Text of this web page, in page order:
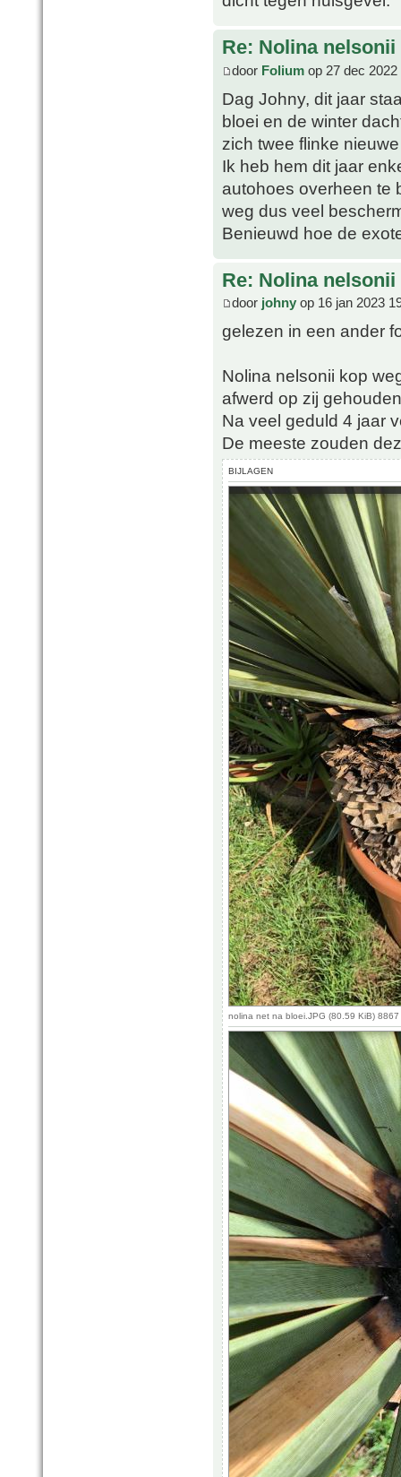
Re: Nolina nelsonii
door Folium op 27 dec 2022
Dag Johny, dit jaar
bloei en de winter
zich twee flinke
Ik heb hem dit jaar
autohoes overheen te
weg dus veel
Benieuwd hoe de
Re: Nolina nelsonii
door johny op 16 jan 2023
gelezen in een ander
Nolina nelsonii kop
afwerd op zij
Na veel geduld 4 jaar
De meeste zouden
BIJLAGEN
nolina net na bloei.JPG (80.59 KiB)